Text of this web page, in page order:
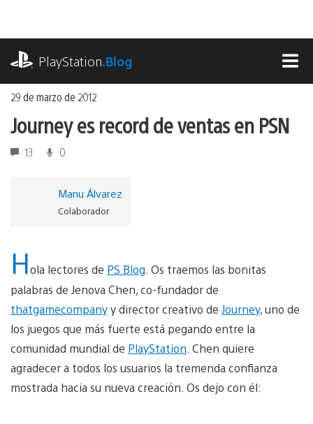
contenido
PlayStation.Blog
29 de marzo de 2012
Journey es record de ventas en PSN
13 0
Manu Álvarez
Colaborador
Hola lectores de PS Blog . Os traemos las bonitas
palabras de Jenova Chen, co-fundador de
thatgamecompanyy director creativo de Journey, uno de
los juegos que más fuerte está pegando entre la
comunidad mundial de PlayStation . Chen quiere
agradecer a todos los usuarios la tremenda confianza
mostrada hacia su nueva creación. Os dejo con él: